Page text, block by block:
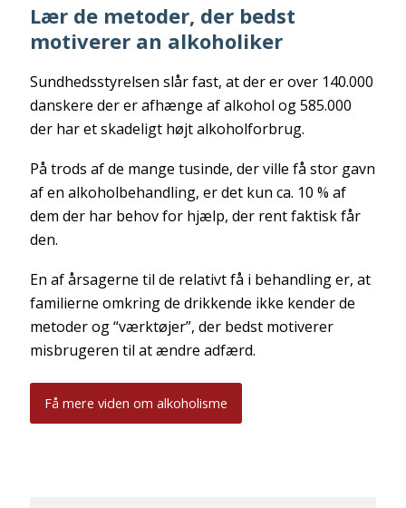
Lær de metoder, der bedst
motiverer an alkoholiker
Sundhedsstyrelsen slår fast, at der er over 140.000
danskere der er afhænge af alkohol og 585.000
der har et skadeligt højt alkoholforbrug.
På trods af de mange tusinde, der ville få stor gavn
af en alkoholbehandling, er det kun ca. 10 % af
dem der har behov for hjælp, der rent faktisk får
den.
En af årsagerne til de relativt få i behandling er, at
familierne omkring de drikkende ikke kender de
metoder og “værktøjer”, der bedst motiverer
misbrugeren til at ændre adfærd.
Få mere viden om alkoholisme